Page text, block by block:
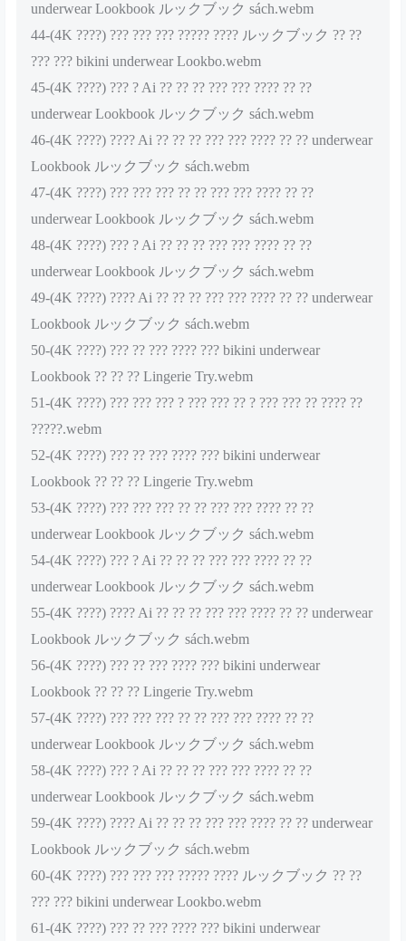
underwear Lookbook ルックブック sách.webm
44-(4K ????) ??? ??? ??? ????? ???? ルックブック ?? ??
??? ??? bikini underwear Lookbo.webm
45-(4K ????) ??? ? Ai ?? ?? ?? ??? ??? ???? ?? ??
underwear Lookbook ルックブック sách.webm
46-(4K ????) ???? Ai ?? ?? ?? ??? ??? ???? ?? ?? underwear
Lookbook ルックブック sách.webm
47-(4K ????) ??? ??? ??? ?? ?? ??? ??? ???? ?? ??
underwear Lookbook ルックブック sách.webm
48-(4K ????) ??? ? Ai ?? ?? ?? ??? ??? ???? ?? ??
underwear Lookbook ルックブック sách.webm
49-(4K ????) ???? Ai ?? ?? ?? ??? ??? ???? ?? ?? underwear
Lookbook ルックブック sách.webm
50-(4K ????) ??? ?? ??? ???? ??? bikini underwear
Lookbook ?? ?? ?? Lingerie Try.webm
51-(4K ????) ??? ??? ??? ? ??? ??? ?? ? ??? ??? ?? ???? ??
?????.webm
52-(4K ????) ??? ?? ??? ???? ??? bikini underwear
Lookbook ?? ?? ?? Lingerie Try.webm
53-(4K ????) ??? ??? ??? ?? ?? ??? ??? ???? ?? ??
underwear Lookbook ルックブック sách.webm
54-(4K ????) ??? ? Ai ?? ?? ?? ??? ??? ???? ?? ??
underwear Lookbook ルックブック sách.webm
55-(4K ????) ???? Ai ?? ?? ?? ??? ??? ???? ?? ?? underwear
Lookbook ルックブック sách.webm
56-(4K ????) ??? ?? ??? ???? ??? bikini underwear
Lookbook ?? ?? ?? Lingerie Try.webm
57-(4K ????) ??? ??? ??? ?? ?? ??? ??? ???? ?? ??
underwear Lookbook ルックブック sách.webm
58-(4K ????) ??? ? Ai ?? ?? ?? ??? ??? ???? ?? ??
underwear Lookbook ルックブック sách.webm
59-(4K ????) ???? Ai ?? ?? ?? ??? ??? ???? ?? ?? underwear
Lookbook ルックブック sách.webm
60-(4K ????) ??? ??? ??? ????? ???? ルックブック ?? ??
??? ??? bikini underwear Lookbo.webm
61-(4K ????) ??? ?? ??? ???? ??? bikini underwear